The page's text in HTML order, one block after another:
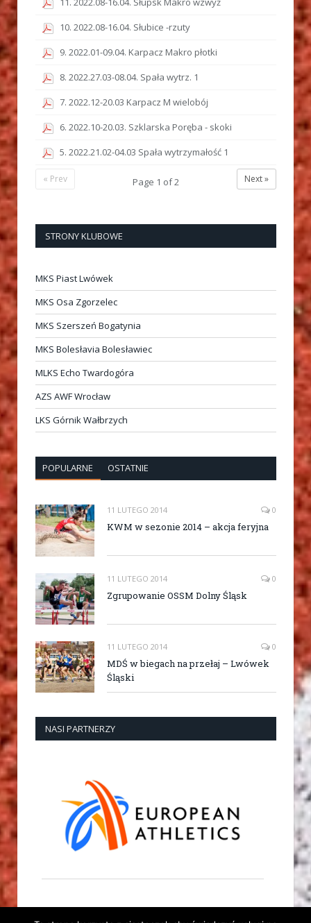
10. 2022.08-16.04. Słubice -rzuty
9. 2022.01-09.04. Karpacz Makro płotki
8. 2022.27.03-08.04. Spała wytrz. 1
7. 2022.12-20.03 Karpacz M wielobój
6. 2022.10-20.03. Szklarska Poręba - skoki
5. 2022.21.02-04.03 Spała wytrzymałość 1
Next »
Page 1 of2
« Prev
STRONY KLUBOWE
MKS Piast Lwówek
MKS Osa Zgorzelec
MKS Szerszeń Bogatynia
MKS Bolesłavia Bolesławiec
MLKS Echo Twardogóra
AZS AWF Wrocław
LKS Górnik Wałbrzych
POPULARNE OSTATNIE
11 LUTEGO 2014 0
KWM w sezonie 2014 – akcja feryjna
11 LUTEGO 2014 0
Zgrupowanie OSSM Dolny Śląsk
11 LUTEGO 2014 0
MDŚ w biegach na przełaj – Lwówek
Śląski
NASI PARTNERZY